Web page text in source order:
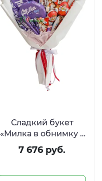
Сладкий букет
«Милка в обнимку с
Киндером»
7 676 руб.